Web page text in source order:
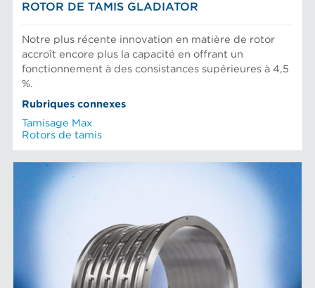
ROTOR DE TAMIS GLADIATOR
Notre plus récente innovation en matière de rotor
accroît encore plus la capacité en offrant un
fonctionnement à des consistances supérieures à 4,5
%.
Rubriques connexes
Tamisage Max
Rotors de tamis